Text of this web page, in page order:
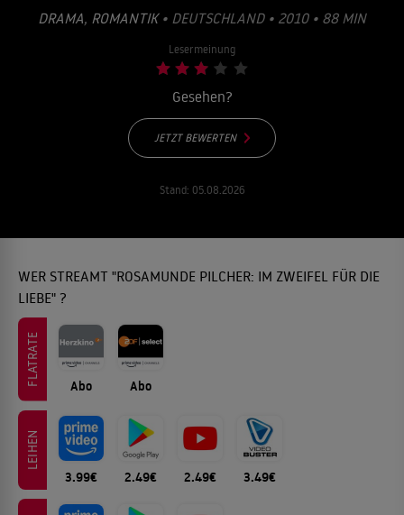
DRAMA, ROMANTIK• DEUTSCHLAND • 2010 • 88 MIN
Lesermeinung
Gesehen?
JETZT BEWERTEN
Stand: 05.08.2026
WER STREAMT "ROSAMUNDE PILCHER: IM ZWEIFEL FÜR DIE
LIEBE" ?
FLATRATE Abo Abo
LEIHEN
3.99€ 2.49€ 2.49€ 3.49€